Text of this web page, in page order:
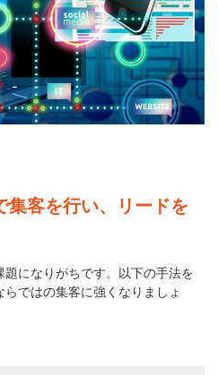
集客を行い、リードを
になりがちです。以下の手法を
ではの集客に強くなりましょ